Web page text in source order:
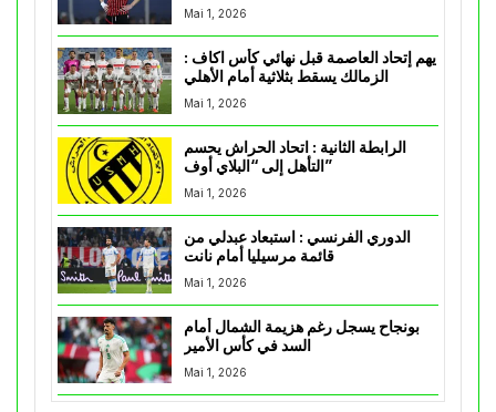
Mai 1, 2026
يهم إتحاد العاصمة قبل نهائي كأس اكاف :
Mai 1, 2026
الرابطة الثانية : اتحاد الحراش يحسم
التأهل إلى “البلاي أوف”
Mai 1, 2026
الدوري الفرنسي : استبعاد عبدلي من
قائمة مرسيليا أمام نانت
Mai 1, 2026
بونجاح يسجل رغم هزيمة الشمال أمام
السد في كأس الأمير
Mai 1, 2026